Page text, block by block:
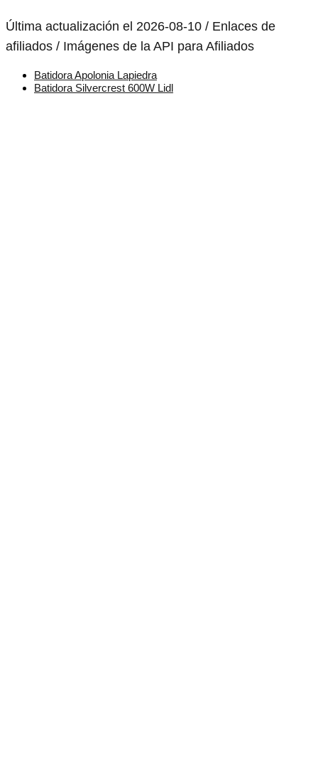
Última actualización el 2026-08-10 / Enlaces de
afiliados / Imágenes de la API para Afiliados
Batidora Apolonia Lapiedra
Batidora Silvercrest 600W Lidl